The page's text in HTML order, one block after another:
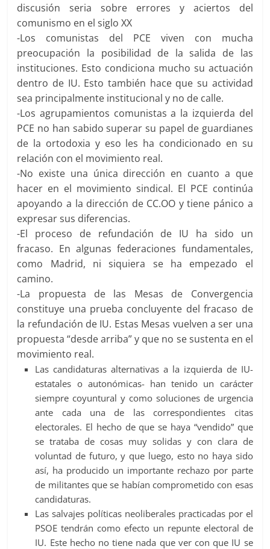
discusión seria sobre errores y aciertos del
comunismo en el siglo XX
-Los comunistas del PCE viven con mucha
preocupación la posibilidad de la salida de las
instituciones. Esto condiciona mucho su actuación
dentro de IU. Esto también hace que su actividad
sea principalmente institucional y no de calle.
-Los agrupamientos comunistas a la izquierda del
PCE no han sabido superar su papel de guardianes
de la ortodoxia y eso les ha condicionado en su
relación con el movimiento real.
-No existe una única dirección en cuanto a que
hacer en el movimiento sindical. El PCE continúa
apoyando a la dirección de CC.OO y tiene pánico a
expresar sus diferencias.
-El proceso de refundación de IU ha sido un
fracaso. En algunas federaciones fundamentales,
como Madrid, ni siquiera se ha empezado el
camino.
-La propuesta de las Mesas de Convergencia
constituye una prueba concluyente del fracaso de
la refundación de IU. Estas Mesas vuelven a ser una
propuesta “desde arriba” y que no se sustenta en el
movimiento real.
Las candidaturas alternativas a la izquierda de IU-
estatales o autonómicas- han tenido un carácter
siempre coyuntural y como soluciones de urgencia
ante cada una de las correspondientes citas
electorales. El hecho de que se haya “vendido” que
se trataba de cosas muy solidas y con clara de
voluntad de futuro, y que luego, esto no haya sido
así, ha producido un importante rechazo por parte
de militantes que se habían comprometido con esas
candidaturas.
Las salvajes políticas neoliberales practicadas por el
PSOE tendrán como efecto un repunte electoral de
IU. Este hecho no tiene nada que ver con que IU se